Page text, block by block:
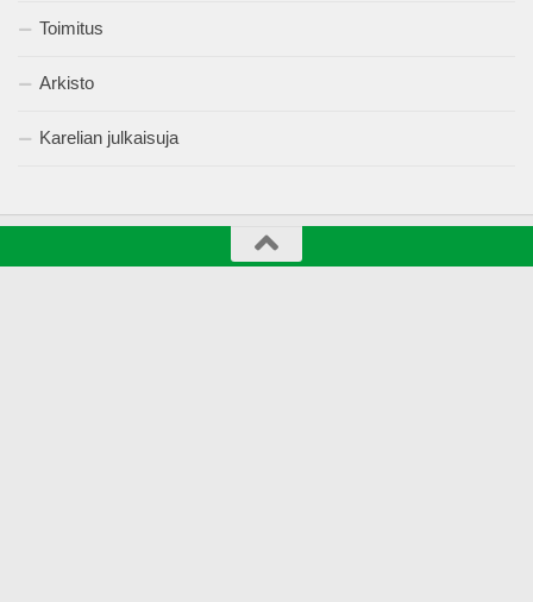
Toimitus
Arkisto
Karelian julkaisuja